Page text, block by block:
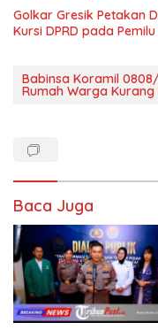
Golkar Gresik Petakan
Kursi DPRD pada
Babinsa Koramil
Rumah Warga Kurang
Baca Juga